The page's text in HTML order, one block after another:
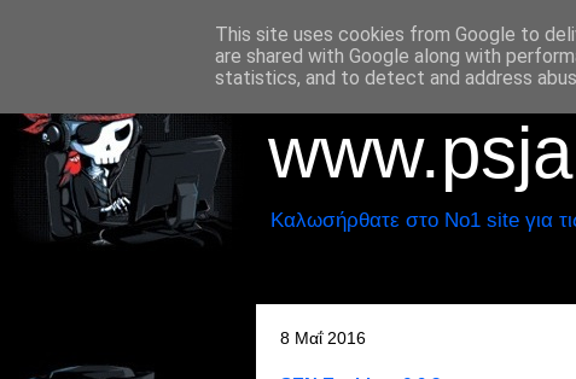
Καλωσήρθατε στο No1 site για
8 Μαΐ 2016
This site uses cookies from Google to
are shared with Google along with
statistics, and to detect and address